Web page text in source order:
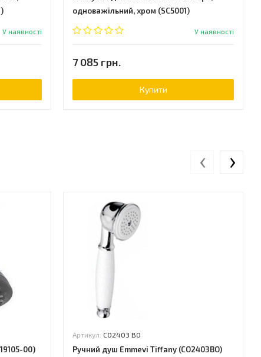
У наявності
одноважільний, хром (SC5001)
У наявності
7 085 грн.
Купити
00)
Артикул: CO2403 BO
Ручний душ Emmevi Tiffany (CO2403BO)
‹ ›